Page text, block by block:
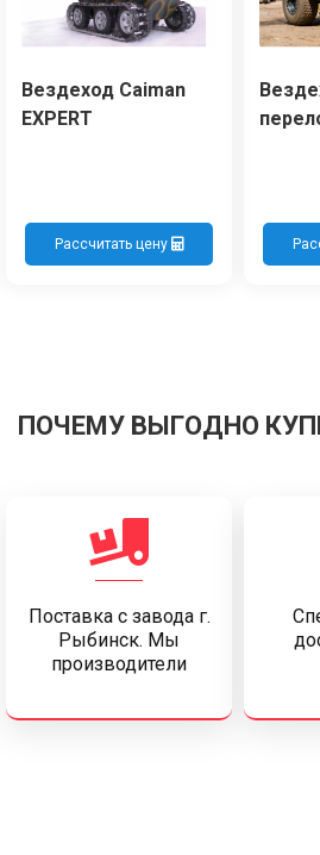
Вездеход Caiman
EXPERT
Рассчитать цену
ПОЧЕМУ ВЫГОДНО
Поставка c завода г.
Рыбинск. Мы
производители